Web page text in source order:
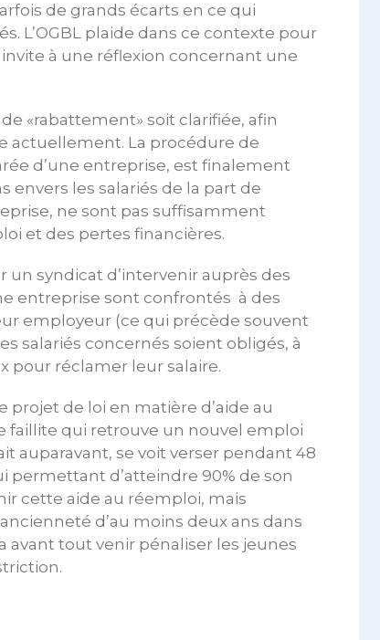
de grands écarts en ce qui
L’OGBL plaide dans ce contexte pour
à une réflexion concernant une
«rabattement» soit clarifiée, afin
actuellement. La procédure de
d’une entreprise, est finalement
envers les salariés de la part de
ne sont pas suffisamment
et des pertes financières.
un syndicat d’intervenir auprès des
entreprise sont confrontés à des
employeur (ce qui précède souvent
salariés concernés soient obligés, à
pour réclamer leur salaire.
projet de loi en matière d’aide au
faillite qui retrouve un nouvel emploi
auparavant, se voit verser pendant 48
permettant d’atteindre 90% de son
cette aide au réemploi, mais
d’au moins deux ans dans
avant tout venir pénaliser les jeunes